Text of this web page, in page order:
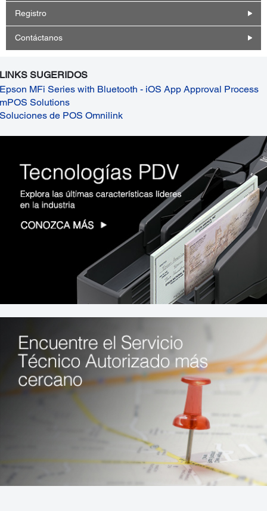
Registro
Contáctanos
LINKS SUGERIDOS
Epson MFi Series with Bluetooth - iOS App Approval Process
mPOS Solutions
Soluciones de POS Omnilink